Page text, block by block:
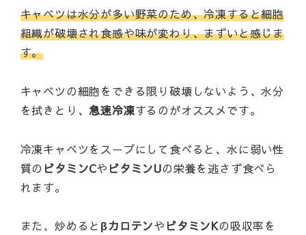
キャベツは水分が多い野菜のため、冷凍すると細胞
組織が破壊され食感や味が変わり、まずいと感じま
す。
キャベツの細胞をできる限り破壊しないよう、水分
を拭きとり、 急速冷凍するのがオススメです。
冷凍キャベツをスープにして食べると、水に弱い性
質の ビタミンCやビタミンUの栄養を逃さず食べら
れます。
また、炒めると βカロテンやビタミンKの吸収率を